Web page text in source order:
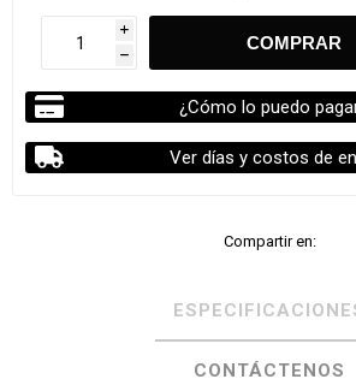
i
h
¿Cómo lo puedo
Ver días y costos de
Compartir en:
CONTÁCTENOS